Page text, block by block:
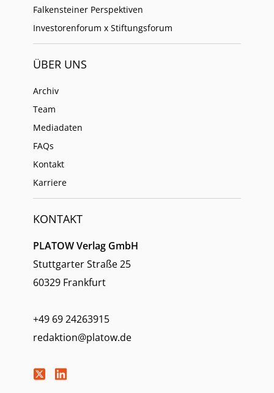
Falkensteiner Perspektiven
Investorenforum x Stiftungsforum
ÜBER UNS
Archiv
Team
Mediadaten
FAQs
Kontakt
Karriere
KONTAKT
PLATOW Verlag GmbH
Stuttgarter Straße 25
60329 Frankfurt
+49 69 24263915
redaktion@platow.de